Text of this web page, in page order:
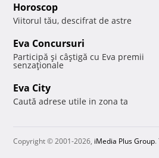
Horoscop
Viitorul tău, descifrat de astre
Eva Concursuri
Participă şi câştigă cu Eva premii
senzaţionale
Eva City
Caută adrese utile in zona ta
Copyright © 2001-2026, iMedia Plus Group.